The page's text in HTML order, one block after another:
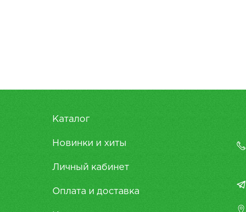
Каталог
Новинки и хиты
Личный кабинет
Оплата и доставка